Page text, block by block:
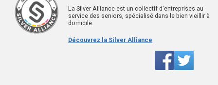
La Silver Alliance est un collectif d'entreprises au
service des seniors, spécialisé dans le bien vieillir à
domicile.
Découvrez la Silver Alliance